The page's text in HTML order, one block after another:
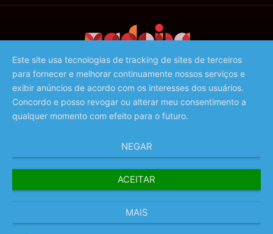
©️ 2023 - Associação de Promoção da Madeira
Este site usa tecnologias de tracking de sites de terceiros
para fornecer e melhorar continuamente nossos serviços e
exibir anúncios de acordo com os interesses dos usuários.
Concordo e posso revogar ou alterar meu consentimento a
qualquer momento com efeito para o futuro.
NEGAR
ACEITAR
MAIS